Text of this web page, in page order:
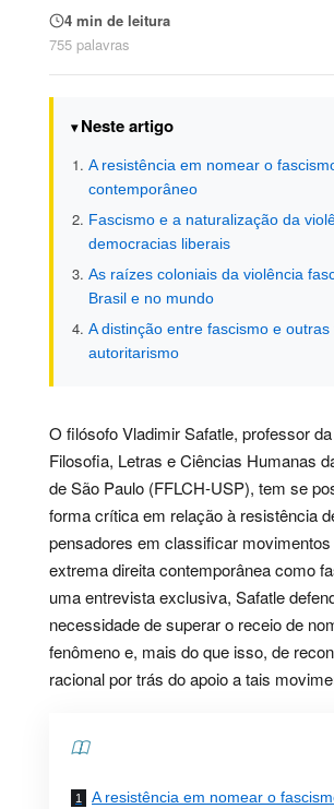
4 min de leitura
755 palavras
Neste artigo
A resistência em nomear o
contemporâneo
Fascismo e a naturalização da
democracias liberais
As raízes coloniais da violência
Brasil e no mundo
A distinção entre fascismo e
autoritarismo
O filósofo Vladimir Safatle, professor
Filosofia, Letras e Ciências Humanas
de São Paulo (FFLCH-USP), tem se
forma crítica em relação à resistência
pensadores em classificar
extrema direita contemporânea como
uma entrevista exclusiva, Safatle
necessidade de superar o receio de
fenômeno e, mais do que isso, de
racional por trás do apoio a tais
A resistência em nomear o